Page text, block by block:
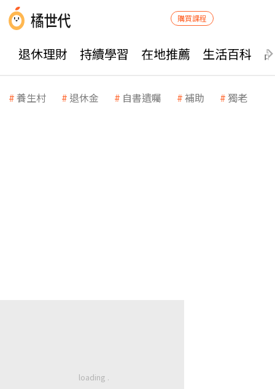
購買課程
退休理財 持續學習 在地推薦 生活百科
養生村 退休金 自書遺囑 補助 獨老